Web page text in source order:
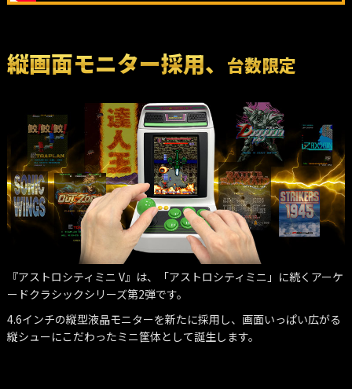
縦画面モニター採用、 台数限定
『アストロシティミニ V』は、「アストロシティミニ」に続くアーケ
ードクラシックシリーズ第2弾です。
4.6インチの縦型液晶モニターを新たに採用し、画面いっぱい広がる
縦シューにこだわったミニ筐体として誕生します。